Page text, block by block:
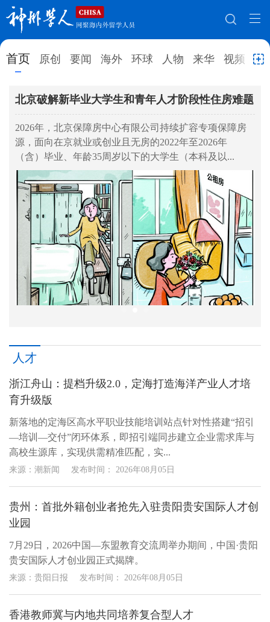
首页 原创 要闻 海外 环球 人物 来华 视频 教
网站地图
首页 原创 要闻 海外
环球 人物 来华 视频
教育 就业创业 合作办学 直播访谈
留学 人才 学术
综合 深度 专题 实用信息
招聘信息 更多数据
北京破解新毕业大学生和青年人才阶段性住房难题
2026年，北京保障房中心有限公司持续扩容专项保障房
源，面向在京就业或创业且无房的2022年至2026年
（含）毕业、年龄35周岁以下的大学生（本科及以...
人才
浙江舟山：提档升级2.0，定海打造海洋产业人才培
育升级版
新落地的定海区高水平职业技能培训站点针对性搭建“招引
—培训—交付”闭环体系，即招引端同步建立企业需求库与
高校生源库，实现供需精准匹配，实...
来源：潮新闻 发布时间： 2026年08月05日
贵州：首批外籍创业者抢先入驻贵阳贵安国际人才创
业园
7月29日，2026中国—东盟教育交流周举办期间，中国·贵阳
贵安国际人才创业园正式揭牌。
来源：贵阳日报 发布时间： 2026年08月05日
香港教师冀与内地共同培养复合型人才